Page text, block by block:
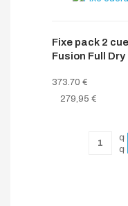
Fixe pack 2
Fusion Full Dry
373.70 €
279,95 €